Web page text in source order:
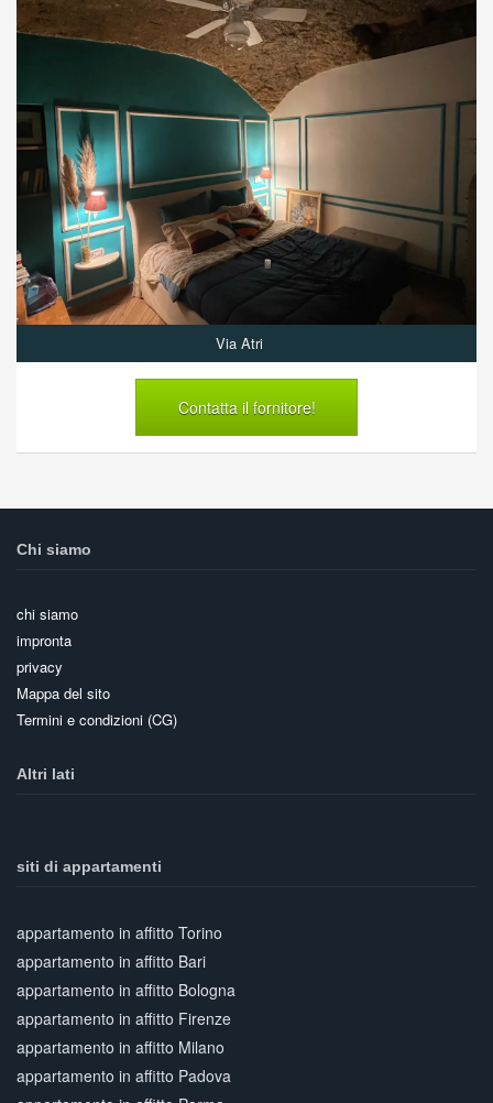
Via Atri
Contatta il fornitore!
Chi siamo
chi siamo
impronta
privacy
Mappa del sito
Termini e condizioni (CG)
Altri lati
siti di appartamenti
appartamento in affitto Torino
appartamento in affitto Bari
appartamento in affitto Bologna
appartamento in affitto Firenze
appartamento in affitto Milano
appartamento in affitto Padova